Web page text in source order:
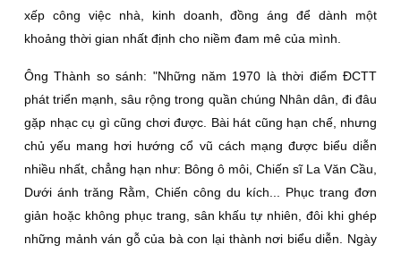
xếp công việc nhà, kinh doanh, đồng áng để dành một
khoảng thời gian nhất định cho niềm đam mê của mình.
Ông Thành so sánh: "Những năm 1970 là thời điểm ÐCTT
phát triển mạnh, sâu rộng trong quần chúng Nhân dân, đi đâu
gặp nhạc cụ gì cũng chơi được. Bài hát cũng hạn chế, nhưng
chủ yếu mang hơi hướng cổ vũ cách mạng được biểu diễn
nhiều nhất, chẳng hạn như: Bông ô môi, Chiến sĩ La Văn Cầu,
Dưới ánh trăng Rằm, Chiến công du kích... Phục trang đơn
giản hoặc không phục trang, sân khấu tự nhiên, đôi khi ghép
những mảnh ván gỗ của bà con lại thành nơi biểu diễn. Ngày